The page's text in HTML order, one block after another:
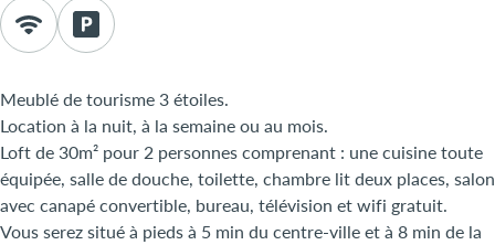
Meublé de tourisme 3 étoiles.
Location à la nuit, à la semaine ou au mois.
Loft de 30m² pour 2 personnes comprenant : une cuisine toute
équipée, salle de douche, toilette, chambre lit deux places, salon
avec canapé convertible, bureau, télévision et wifi gratuit.
Vous serez situé à pieds à 5 min du centre-ville et à 8 min de la